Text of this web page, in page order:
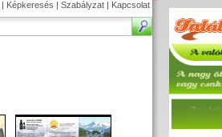
| Képkeresés | Szabályzat | Kapcsolat